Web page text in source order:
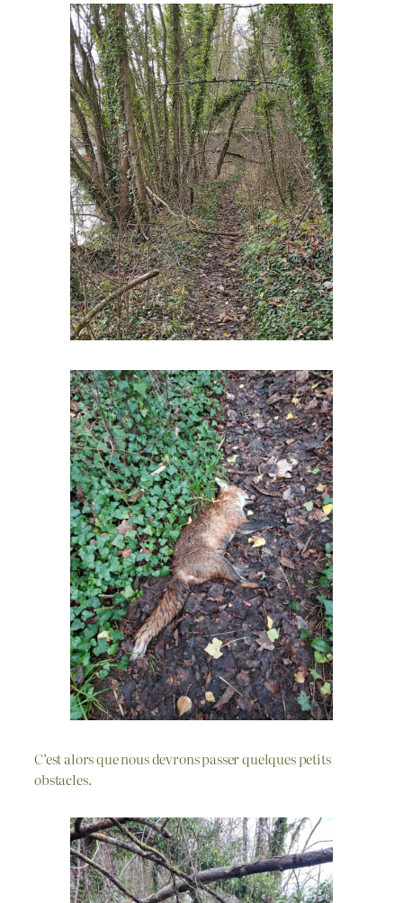
C’est alors que nous devrons passer quelques petits
obstacles.